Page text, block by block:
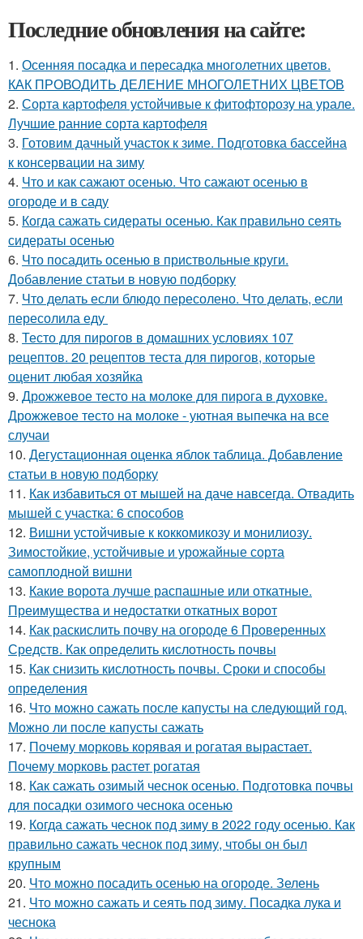
Последние обновления на сайте:
1. Осенняя посадка и пересадка многолетних цветов.
КАК ПРОВОДИТЬ ДЕЛЕНИЕ МНОГОЛЕТНИХ ЦВЕТОВ
2. Сорта картофеля устойчивые к фитофторозу на урале.
Лучшие ранние сорта картофеля
3. Готовим дачный участок к зиме. Подготовка бассейна
к консервации на зиму
4. Что и как сажают осенью. Что сажают осенью в
огороде и в саду
5. Когда сажать сидераты осенью. Как правильно сеять
сидераты осенью
6. Что посадить осенью в приствольные круги.
Добавление статьи в новую подборку
7. Что делать если блюдо пересолено. Что делать, если
пересолила еду
8. Тесто для пирогов в домашних условиях 107
рецептов. 20 рецептов теста для пирогов, которые
оценит любая хозяйка
9. Дрожжевое тесто на молоке для пирога в духовке.
Дрожжевое тесто на молоке - уютная выпечка на все
случаи
10. Дегустационная оценка яблок таблица. Добавление
статьи в новую подборку
11. Как избавиться от мышей на даче навсегда. Отвадить
мышей с участка: 6 способов
12. Вишни устойчивые к коккомикозу и монилиозу.
Зимостойкие, устойчивые и урожайные сорта
самоплодной вишни
13. Какие ворота лучше распашные или откатные.
Преимущества и недостатки откатных ворот
14. Как раскислить почву на огороде 6 Проверенных
Средств. Как определить кислотность почвы
15. Как снизить кислотность почвы. Сроки и способы
определения
16. Что можно сажать после капусты на следующий год.
Можно ли после капусты сажать
17. Почему морковь корявая и рогатая вырастает.
Почему морковь растет рогатая
18. Как сажать озимый чеснок осенью. Подготовка почвы
для посадки озимого чеснока осенью
19. Когда сажать чеснок под зиму в 2022 году осенью. Как
правильно сажать чеснок под зиму, чтобы он был
крупным
20. Что можно посадить осенью на огороде. Зелень
21. Что можно сажать и сеять под зиму. Посадка лука и
чеснока